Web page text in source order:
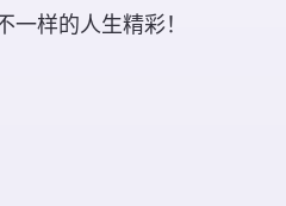
一样的人生精彩！